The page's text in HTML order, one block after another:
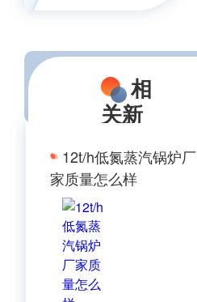
相
关新
查看更多相关文章
12t/h低氮蒸汽锅炉厂
家质量怎么样